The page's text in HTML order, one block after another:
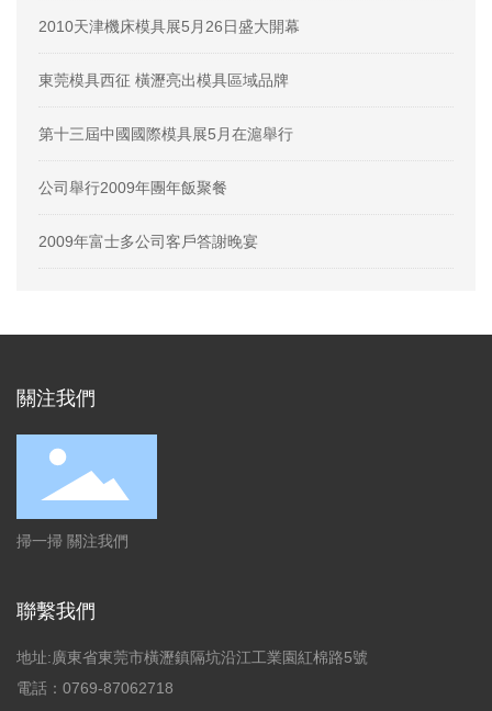
2010天津機床模具展5月26日盛大開幕
東莞模具西征 橫瀝亮出模具區域品牌
第十三屆中國國際模具展5月在滬舉行
公司舉行2009年團年飯聚餐
2009年富士多公司客戶答謝晚宴
關注我們
掃一掃 關注我們
聯繫我們
地址:廣東省東莞市橫瀝鎮隔坑沿江工業園紅棉路5號
電話：0769-87062718